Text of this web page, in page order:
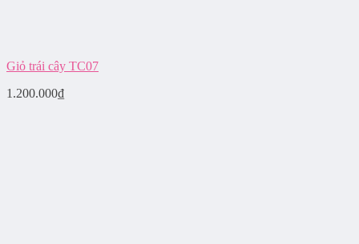
Giỏ trái cây TC07
1.200.000₫